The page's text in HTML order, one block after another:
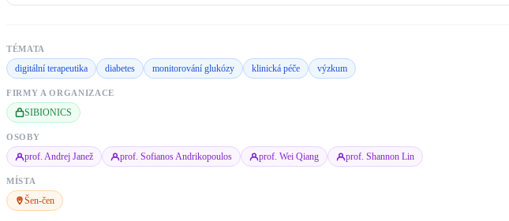
TÉMATA
digitální terapeutika diabetes monitorování glukózy klinická péče výzkum
FIRMY A ORGANIZACE
SIBIONICS
OSOBY
prof. Andrej Janež prof. Sofianos Andrikopoulos prof. Wei Qiang prof. Shannon Lin
MÍSTA
Šen-čen